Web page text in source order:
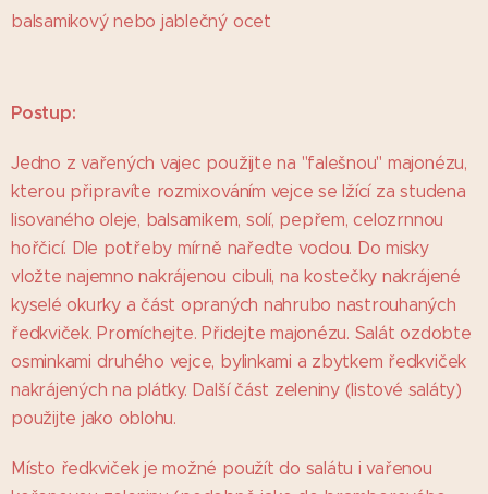
balsamikový nebo jablečný ocet
Postup:
Jedno z vařených vajec použijte na "falešnou" majonézu,
kterou připravíte rozmixováním vejce se lžící za studena
lisovaného oleje, balsamikem, solí, pepřem, celozrnnou
hořčicí. Dle potřeby mírně nařeďte vodou. Do misky
vložte najemno nakrájenou cibuli, na kostečky nakrájené
kyselé okurky a část opraných nahrubo nastrouhaných
ředkviček. Promíchejte. Přidejte majonézu. Salát ozdobte
osminkami druhého vejce, bylinkami a zbytkem ředkviček
nakrájených na plátky. Další část zeleniny (listové saláty)
použijte jako oblohu.
Místo ředkviček je možné použít do salátu i vařenou